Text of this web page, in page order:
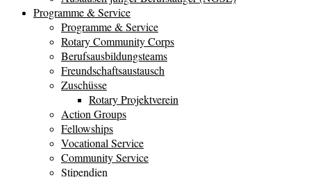
Programme & Service
Programme & Service
Rotary Community Corps
Berufsausbildungsteams
Freundschaftsaustausch
Zuschüsse
Rotary Projektverein
Action Groups
Fellowships
Vocational Service
Community Service
Stipendien